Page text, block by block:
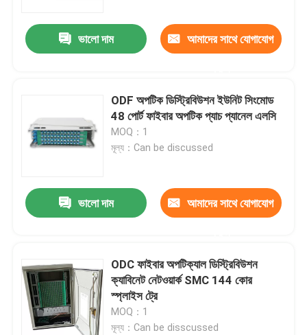
ভালো দাম আমাদের সাথে যোগাযোগ
ODF অপটিক ডিস্ট্রিবিউশন ইউনিট সিংমোড
48 পোর্ট ফাইবার অপটিক প্যাচ প্যানেল এলসি
MOQ：1
মূল্য：Can be discussed
ভালো দাম আমাদের সাথে যোগাযোগ
ODC ফাইবার অপটিক্যাল ডিস্ট্রিবিউশন
ক্যাবিনেট নেটওয়ার্ক SMC 144 কোর
স্প্লাইস ট্রে
MOQ：1
মূল্য：Can be disscussed